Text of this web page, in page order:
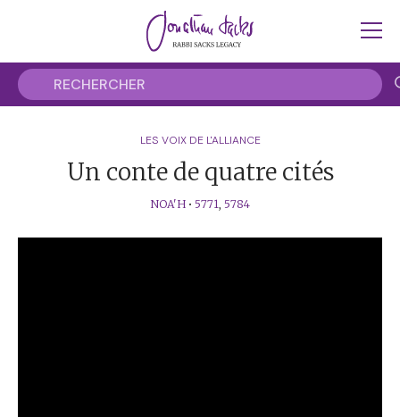
LES VOIX DE L'ALLIANCE
Un conte de quatre cités
NOA'H • 5771, 5784